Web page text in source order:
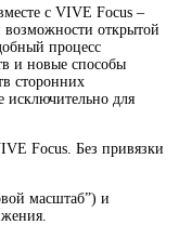
с VIVE Focus –
открытой
процесс
и новые способы
сторонних
исключительно для
Focus. Без привязки
масштаб”) и